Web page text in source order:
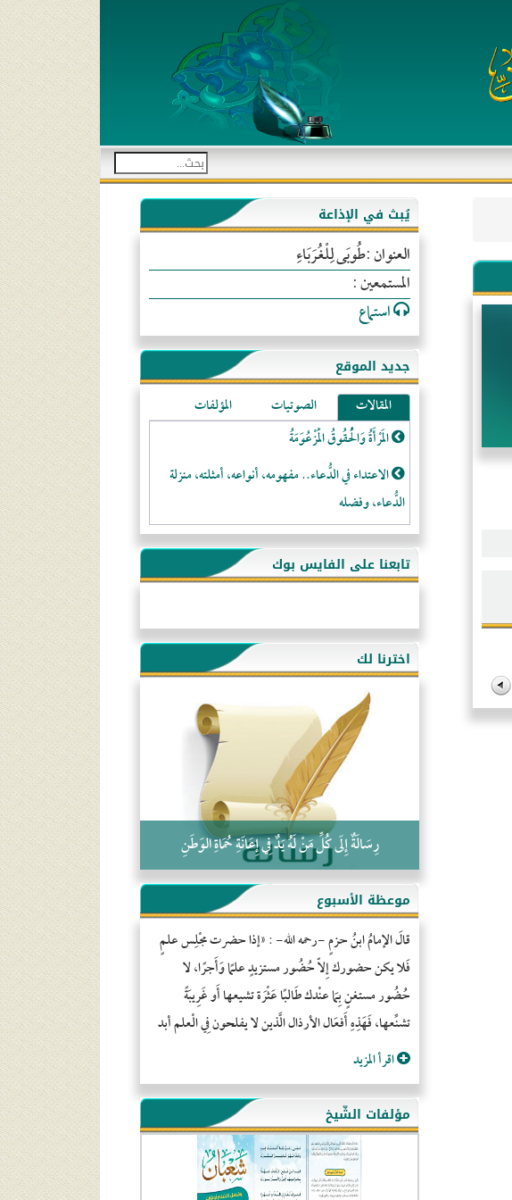
يُبث في الإذاعة
العنوان :طُوبَى لِلْغُرَبَاءِ
المستمعين :
استماع
جديد الموقع
المقالات الصوتيات
المؤلفات
المَرْأَةُ وَالْحُقُوقُ الْمَزْعُوَمَةُ
الاعتداء في الدُّعاء.. مفهومه، أنواعه، أمثلته، منزلة
الدُّعاء، وفضله
لا تتَّبعوا عورات الـمسلمين
فقه النَّصيحة عند الصَّحابة الكرام رضي الله عنهم
هذه سبيلنا فماذا تنقمون؟!
أُسُـسُ بَـيْـتِ الـمُسْـلِمِ
التَّعْلِيمُ القُرْآنِي
كلمة إلى إخواني السلفيين في الجزائر
تابعنا على الفايس بوك
اخترنا لك
رِسَالَةٌ إِلَى كُلِّ مَنْ لَهُ يَدٌ فِي إِعَانَةِ حُمَاةِ الوَطَنِ
موعظة الأسبوع
قالَ الإمامُ ابنُ حزمٍ -رحمه الله- : «إذا حضرت مجْلِس علمٍ
فَلا يكن حضورك إِلاّ حُضُور مستزيدٍ علمًا وَأَجرًا، لا
حُضُور مستغنٍ بِمَا عنْدك طَالبًا عَثْرَة تشيعها أَو غَرِيبَةً
تشنِّعها، فَهَذِهِ أَفعَال الأرذال الَّذين لا يفلحون فِي الْعلم أبد
اقرأ المزيد
مؤلفات الشّيخ